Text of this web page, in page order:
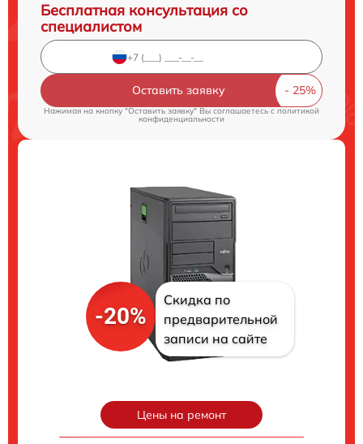
Бесплатная консультация со
специалистом
Оставить заявку
Нажимая на кнопку "Оставить заявку" Вы соглашаетесь cполитикой
конфиденциальности
-20%
Скидка по
предварительной
записи на сайте
Цены на ремонт